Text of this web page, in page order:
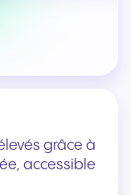
grâce à
accessible